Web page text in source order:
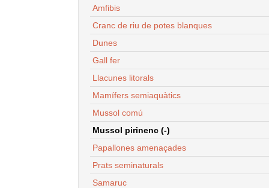
Amfibis
Cranc de riu de potes blanques
Dunes
Gall fer
Llacunes litorals
Mamífers semiaquàtics
Mussol comú
Mussol pirinenc (-)
Papallones amenaçades
Prats seminaturals
Samaruc